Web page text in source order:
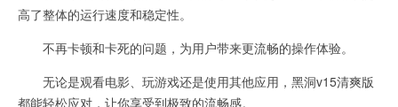
高了整体的运行速度和稳定性。
不再卡顿和卡死的问题，为用户带来更流畅的操作体验。
无论是观看电影、玩游戏还是使用其他应用，黑洞v15清爽版
都能轻松应对，让你享受到极致的流畅感。